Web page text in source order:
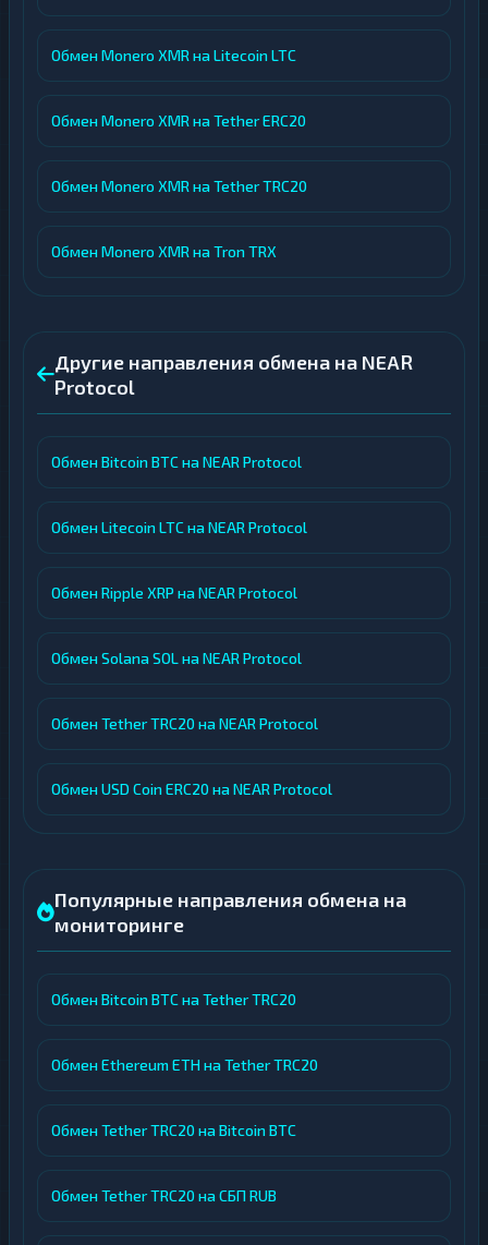
Обмен Monero XMR на Litecoin LTC
Обмен Monero XMR на Tether ERC20
Обмен Monero XMR на Tether TRC20
Обмен Monero XMR на Tron TRX
Другие направления обмена на NEAR
Protocol
Обмен Bitcoin BTC на NEAR Protocol
Обмен Litecoin LTC на NEAR Protocol
Обмен Ripple XRP на NEAR Protocol
Обмен Solana SOL на NEAR Protocol
Обмен Tether TRC20 на NEAR Protocol
Обмен USD Coin ERC20 на NEAR Protocol
Популярные направления обмена на
мониторинге
Обмен Bitcoin BTC на Tether TRC20
Обмен Ethereum ETH на Tether TRC20
Обмен Tether TRC20 на Bitcoin BTC
Обмен Tether TRC20 на СБП RUB